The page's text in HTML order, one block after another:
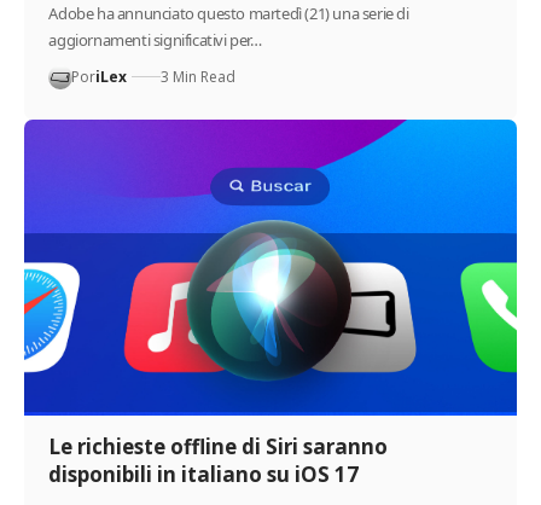
Adobe ha annunciato questo martedì (21) una serie di
aggiornamenti significativi per…
PoriLex 3 Min Read
Le richieste offline di Siri saranno
disponibili in italiano su iOS 17